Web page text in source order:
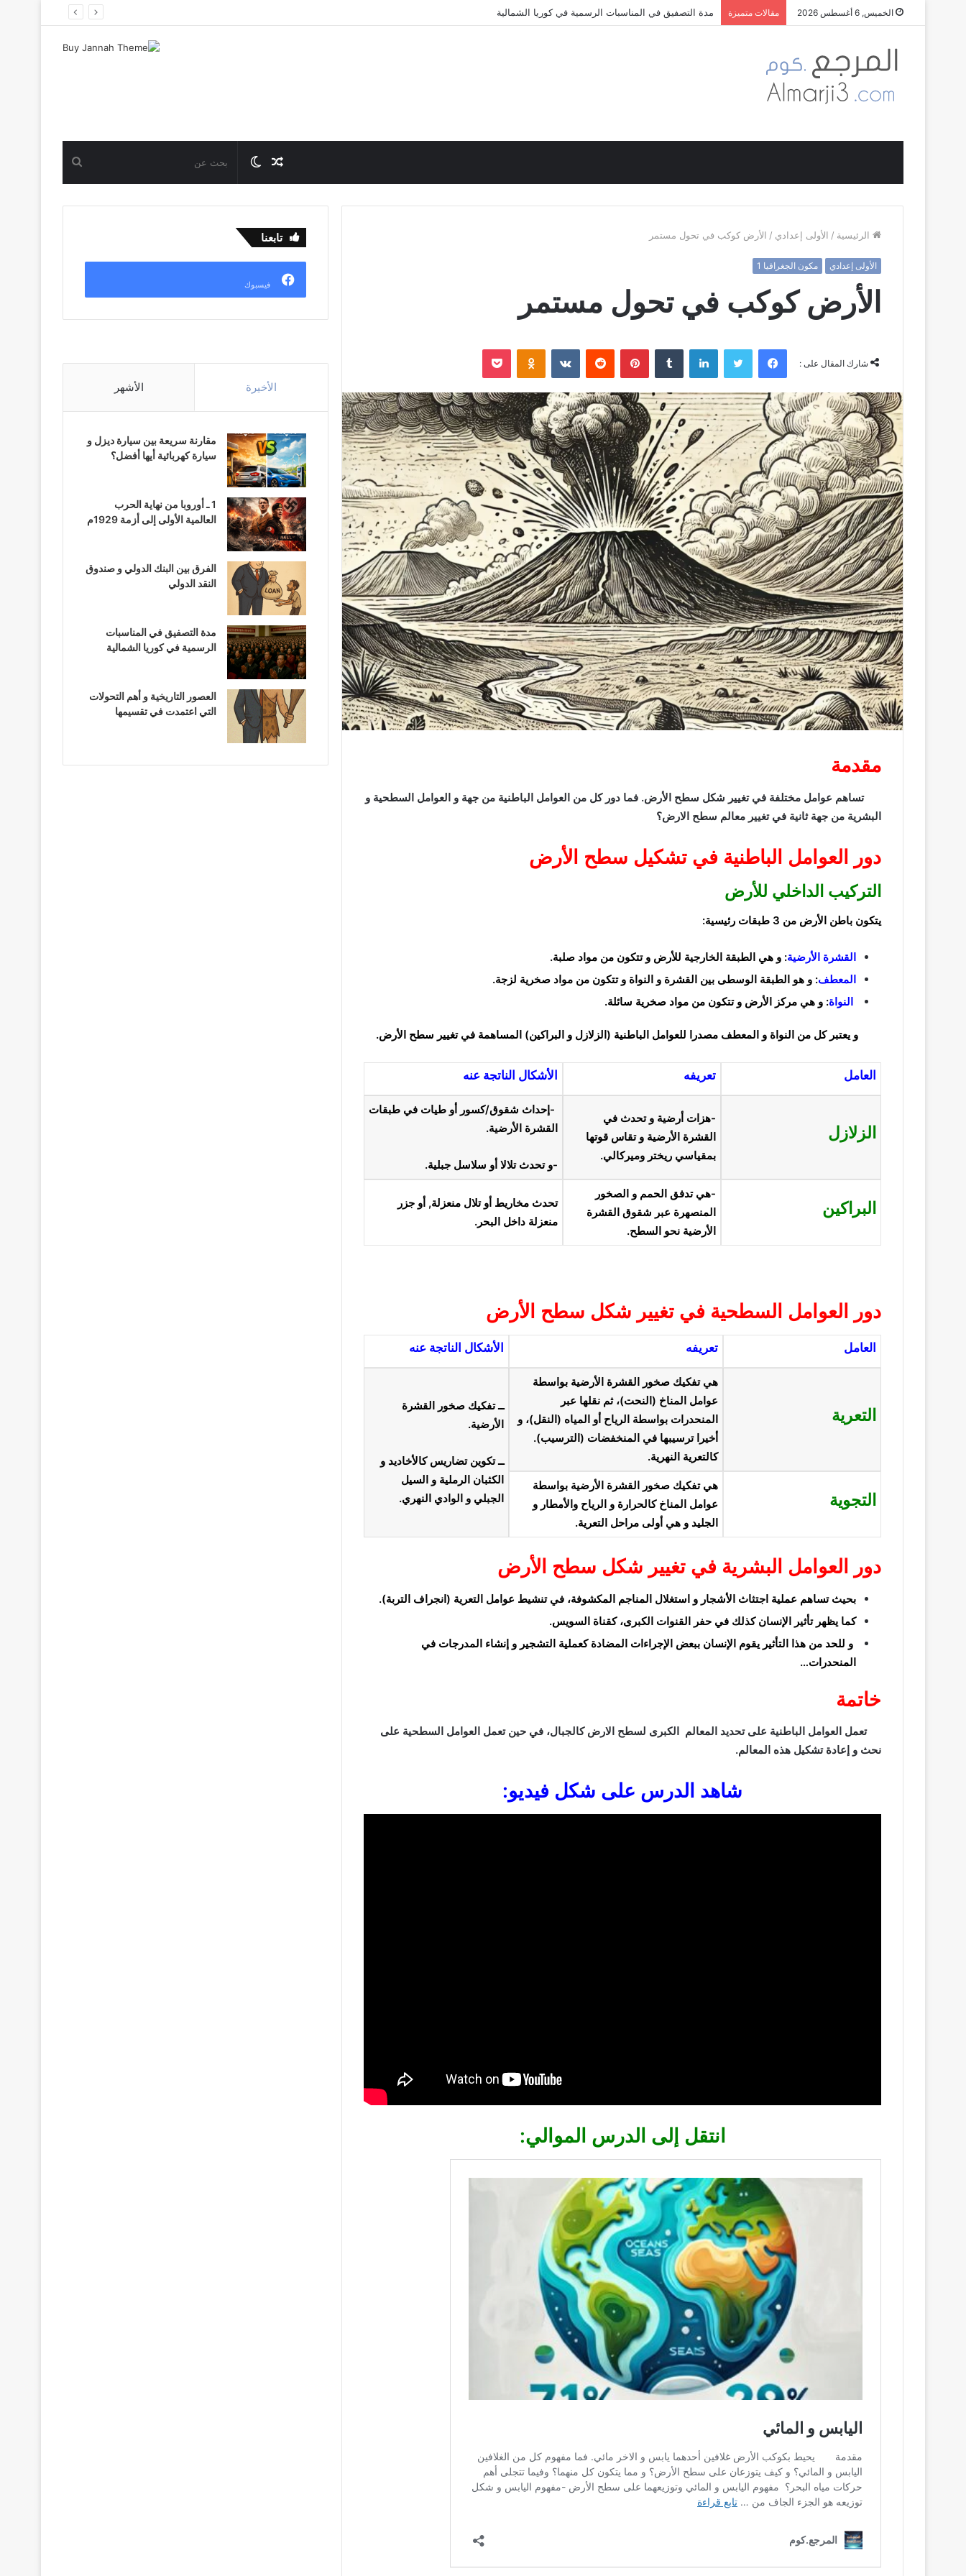
الخميس, 6 أغسطس 2026 مقالات متميزة مدة التصفيق في المناسبات الرسمية في كوريا الشمالية
عن
الوضع
المظلم
مقال
عشوائي
الرئيسية / الأولى إعدادي / الأرض كوكب في تحول مستمر
الأولى إعدادي مكون الجغرافيا 1
الأرض كوكب في تحول مستمر
شارك المقال على :
فيسبوك لينكدإن بينتيريست
مقدمة
تساهم عوامل مختلفة في تغيير شكل سطح الأرض. فما دور كل من العوامل الباطنية من جهة و العوامل السطحية و
البشرية من جهة ثانية في تغيير معالم سطح الارض؟
دور العوامل الباطنية في تشكيل سطح الأرض
التركيب الداخلي للأرض
يتكون باطن الأرض من 3 طبقات رئيسية:
القشرة الأرضية: و هي الطبقة الخارجية للأرض و تتكون من مواد صلبة.
المعطف: و هو الطبقة الوسطى بين القشرة و النواة و تتكون من مواد صخرية لزجة.
النواة: و هي مركز الأرض و تتكون من مواد صخرية سائلة.
و يعتبر كل من النواة و المعطف مصدرا للعوامل الباطنية (الزلازل و البراكين) المساهمة في تغيير سطح الأرض.
العامل تعريفه الأشكال الناتجة عنه
الزلازل
-هزات أرضية و تحدث في
القشرة الأرضية و تقاس قوتها
بمقياسي ريختر وميركالي.
-إحداث شقوق/كسور أو طيات في طبقات
القشرة الأرضية.
-و تحدث تلالا أو سلاسل جبلية.
البراكين
-هي تدفق الحمم و الصخور
المنصهرة عبر شقوق القشرة
الأرضية نحو السطح.
تحدث مخاريط أو تلال منعزلة, أو جزر
منعزلة داخل البحر.
دور العوامل السطحية في تغيير شكل سطح الأرض
العامل تعريفه الأشكال الناتجة عنه
التعرية
هي تفكيك صخور القشرة الأرضية بواسطة
عوامل المناخ (النحت)، ثم نقلها عبر
المنحدرات بواسطة الرياح أو المياه (النقل)، و
أخيرا ترسيبها في المنخفضات (الترسيب).
كالتعرية النهرية.
ــ تفكيك صخور القشرة
الأرضية.
ــ تكوين تضاريس كالأخاديد و
الكثبان الرملية و السيل
الجبلي و الوادي النهري.
التجوية
هي تفكيك صخور القشرة الأرضية بواسطة
عوامل المناخ كالحرارة و الرياح والأمطار و
الجليد و هي أولى مراحل التعرية.
دور العوامل البشرية في تغيير شكل سطح الأرض
بحيث تساهم عملية اجتثاث الأشجار و استغلال المناجم المكشوفة، في تنشيط عوامل التعرية (انجراف التربة).
كما يظهر تأثير الإنسان كذلك في حفر القنوات الكبرى، كقناة السويس.
و للحد من هذا التأثير يقوم الإنسان ببعض الإجراءات المضادة كعملية التشجير و إنشاء المدرجات في
المنحدرات…
خاتمة
تعمل العوامل الباطنية على تحديد المعالم الكبرى لسطح الارض كالجبال، في حين تعمل العوامل السطحية على
نحث و إعادة تشكيل هذه المعالم.
شاهد الدرس على شكل فيديو:
انتقل إلى الدرس الموالي:
تابعنا
فيسبوك
الأخيرة الأشهر
مقارنة سريعة بين سيارة ديزل و
سيارة كهربائية أيها أفضل؟
1 ـ أوروبا من نهاية الحرب
العالمية الأولى إلى أزمة 1929م
الفرق بين البنك الدولي و صندوق
النقد الدولي
مدة التصفيق في المناسبات
الرسمية في كوريا الشمالية
العصور التاريخية و أهم التحولات
التي اعتمدت في تقسيمها